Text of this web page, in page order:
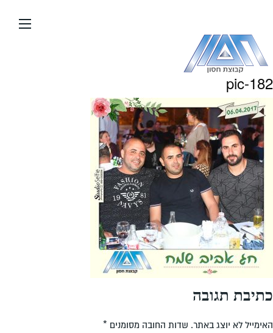
העמוד
pic-182
כתיבת תגובה
האימייל לא יוצג באתר. שדות החובה מסומנים *